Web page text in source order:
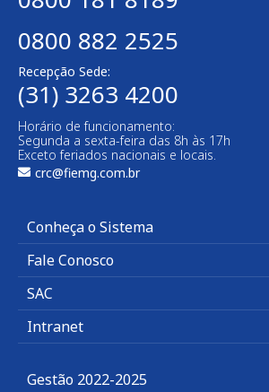
0800 882 2525
Recepção Sede:
(31) 3263 4200
Horário de funcionamento:
Segunda a sexta-feira das 8h às 17h
Exceto feriados nacionais e locais.
crc@fiemg.com.br
Conheça o Sistema
Fale Conosco
SAC
Intranet
Gestão 2022-2025